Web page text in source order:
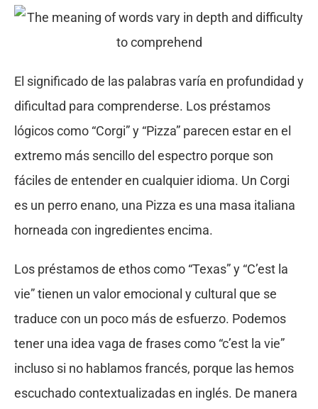
El significado de las palabras varía en profundidad y
dificultad para comprenderse. Los préstamos
lógicos como “Corgi” y “Pizza” parecen estar en el
extremo más sencillo del espectro porque son
fáciles de entender en cualquier idioma. Un Corgi
es un perro enano, una Pizza es una masa italiana
horneada con ingredientes encima.
Los préstamos de ethos como “Texas” y “C’est la
vie” tienen un valor emocional y cultural que se
traduce con un poco más de esfuerzo. Podemos
tener una idea vaga de frases como “c’est la vie”
incluso si no hablamos francés, porque las hemos
escuchado contextualizadas en inglés. De manera